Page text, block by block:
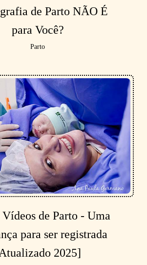
de Parto NÃO É
para Você?
Parto
Vídeos de Parto - Uma
para ser registrada
2025]